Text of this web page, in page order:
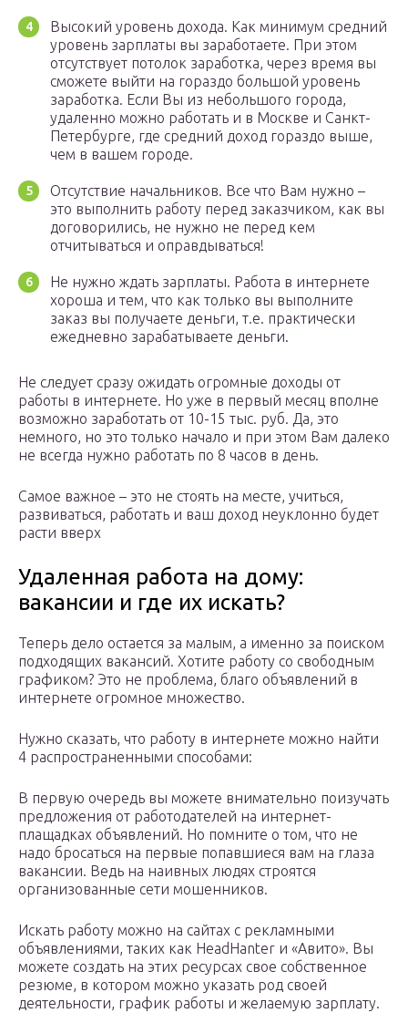
Высокий уровень дохода. Как минимум средний
уровень зарплаты вы заработаете. При этом
отсутствует потолок заработка, через время вы
сможете выйти на гораздо большой уровень
заработка. Если Вы из небольшого города,
удаленно можно работать и в Москве и Санкт-
Петербурге, где средний доход гораздо выше,
чем в вашем городе.
Отсутствие начальников. Все что Вам нужно –
это выполнить работу перед заказчиком, как вы
договорились, не нужно не перед кем
отчитываться и оправдываться!
Не нужно ждать зарплаты. Работа в интернете
хороша и тем, что как только вы выполните
заказ вы получаете деньги, т.е. практически
ежедневно зарабатываете деньги.
Не следует сразу ожидать огромные доходы от
работы в интернете. Но уже в первый месяц вполне
возможно заработать от 10-15 тыс. руб. Да, это
немного, но это только начало и при этом Вам далеко
не всегда нужно работать по 8 часов в день.
Самое важное – это не стоять на месте, учиться,
развиваться, работать и ваш доход неуклонно будет
расти вверх
Удаленная работа на дому:
вакансии и где их искать?
Теперь дело остается за малым, а именно за поиском
подходящих вакансий. Хотите работу со свободным
графиком? Это не проблема, благо объявлений в
интернете огромное множество.
Нужно сказать, что работу в интернете можно найти
4 распространенными способами:
В первую очередь вы можете внимательно поизучать
предложения от работодателей на интернет-
плащадках объявлений. Но помните о том, что не
надо бросаться на первые попавшиеся вам на глаза
вакансии. Ведь на наивных людях строятся
организованные сети мошенников.
Искать работу можно на сайтах с рекламными
объявлениями, таких как HeadHanter и «Авито». Вы
можете создать на этих ресурсах свое собственное
резюме, в котором можно указать род своей
деятельности, график работы и желаемую зарплату.